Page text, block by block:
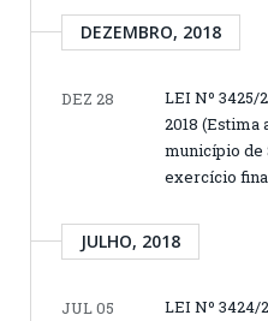
DEZEMBRO, 2018
DEZ 28
LEI Nº 3425/
2018 (Estima
município de
exercício
JULHO, 2018
JUL 05
LEI Nº 3424/